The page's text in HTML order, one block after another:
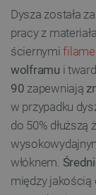
Dysza została
pracy z
ściernymi
wolframu i
90 zapewniają
w przypadku
do 50%
włóknem.
między jakością